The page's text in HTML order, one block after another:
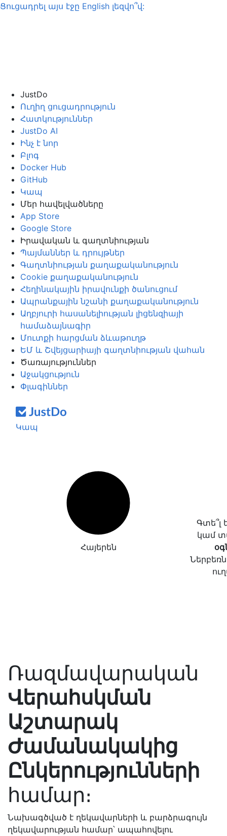
Ցուցադրել այս էջը English լեզվո՞վ:
JustDo
Ուղիղ ցուցադրություն
Հատկություններ
JustDo AI
Ինչ է նոր
Բլոգ
Docker Hub
GitHub
Կապ
Մեր հավելվածները
App Store
Google Store
Իրավական և գաղտնիության
Պայմաններ և դրույթներ
Գաղտնիության քաղաքականություն
Cookie քաղաքականություն
Հեղինակային իրավունքի ծանուցում
Ապրանքային նշանի քաղաքականություն
Աղբյուրի հասանելիության լիցենզիայի
համաձայնագիր
Մուտքի հարցման ձևաթուղթ
ԵՄ և Շվեյցարիայի գաղտնիության վահան
Ծառայություններ
Աջակցություն
Փլագիններ
Կապ
Հայերեն
կամ
Ռազմավարական
Վերահսկման
Աշտարակ
Ժամանակակից
Ընկերությունների
համար։
Նախագծված է ղեկավարների և բարձրագույն
ղեկավարության համար՝ ապահովելու